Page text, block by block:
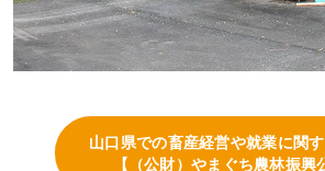
山口県での畜産経営や就業に関
【（公財）やまぐち農林振興